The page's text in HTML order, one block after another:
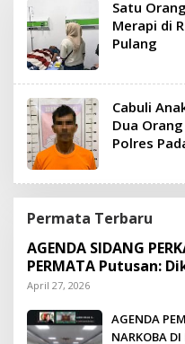
Satu
Merapi di
Pulang
Cabuli
Dua
Polres
Permata Terbaru
AGENDA SIDANG
PERMATA Putusan:
Tahun Penjara
April 27, 2026
AGENDA
NARKOBA